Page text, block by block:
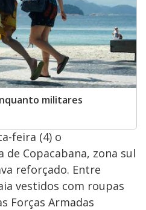
militares
feira (4) o
Copacabana, zona sul
reforçado. Entre
vestidos com roupas
Forças Armadas